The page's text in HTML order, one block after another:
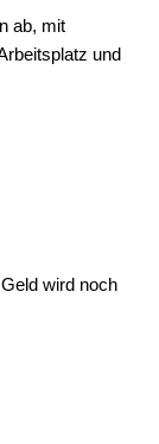
ab, mit
und
wird noch